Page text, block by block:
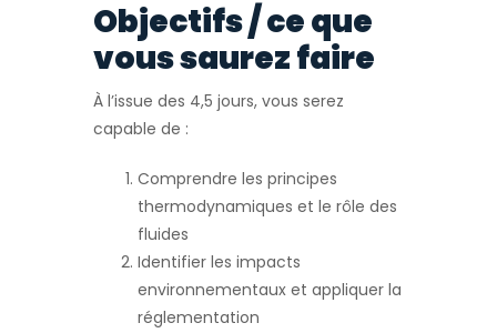
Objectifs / ce que
vous saurez faire
À l’issue des 4,5 jours, vous serez
capable de :
Comprendre les principes
thermodynamiques et le rôle des
fluides
Identifier les impacts
environnementaux et appliquer la
réglementation